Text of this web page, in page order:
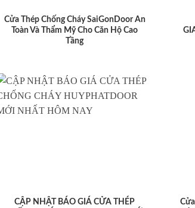
Cửa Thép Chống Cháy SaiGonDoor An
Toàn Và Thẩm Mỹ Cho Căn Hộ Cao
Tầng
CẬP NHẬT BÁO GIÁ CỬA THÉP